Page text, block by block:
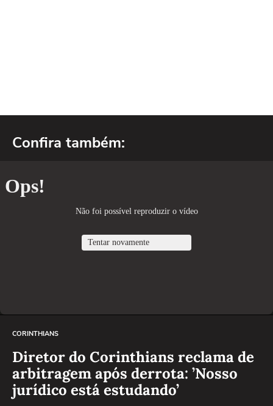
Confira também:
CORINTHIANS
Diretor do Corinthians reclama de
arbitragem após derrota: ’Nosso
jurídico está estudando’